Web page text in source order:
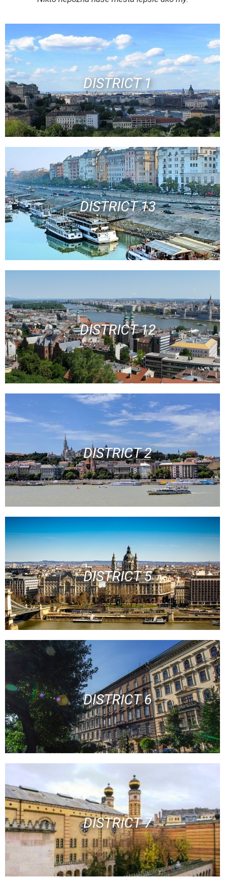
DISTRICT 1
DISTRICT 13
DISTRICT 12
DISTRICT 2
DISTRICT 5
DISTRICT 6
DISTRICT 7